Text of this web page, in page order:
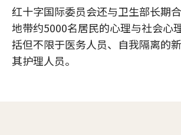
红十字国际委员会还与卫生部长期
地带约5000名居民的心理与社会心
括但不限于医务人员、自我隔离的
其护理人员。